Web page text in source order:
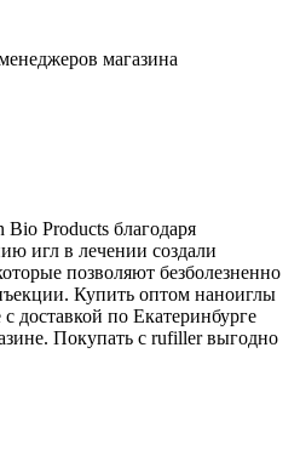
магазина
Products благодаря
игл в лечении создали
позволяют безболезненно
Купить оптом наноиглы
доставкой по Екатеринбурге
Покупать с rufiller выгодно